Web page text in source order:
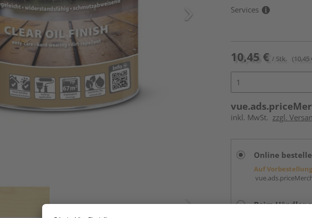
Services
10,45 € / Stk. (10,45
inkl. MwSt. zzgl.
Online
Auf
Beim Händler